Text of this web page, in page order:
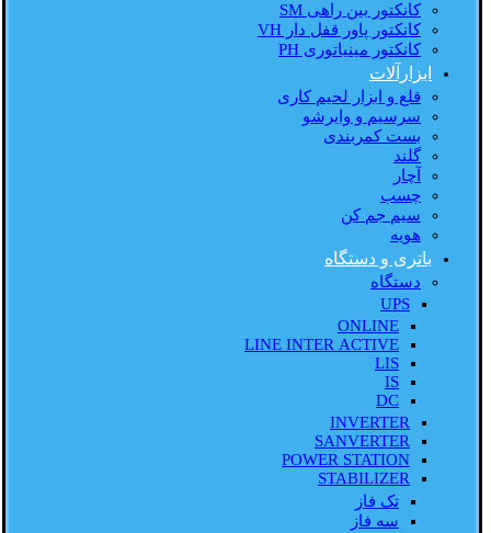
کانکتور بین راهی SM
کانکتور پاور قفل دار VH
کانکتور مینیاتوری PH
ابزارآلات
قلع و ابزار لحیم کاری
سرسیم و وایرشو
بست کمربندی
گلند
آچار
چسب
سیم جم کن
هویه
باتری و دستگاه
دستگاه
UPS
ONLINE
LINE INTER ACTIVE
LIS
IS
DC
INVERTER
SANVERTER
POWER STATION
STABILIZER
تک فاز
سه فاز